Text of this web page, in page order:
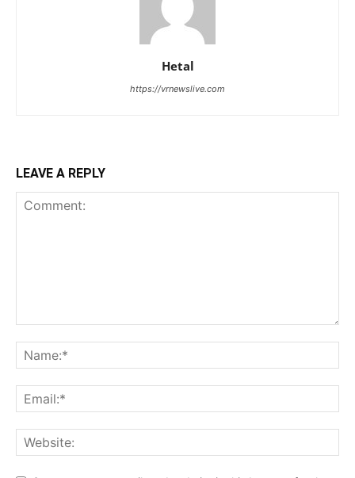
Hetal
https://vrnewslive.com
LEAVE A REPLY